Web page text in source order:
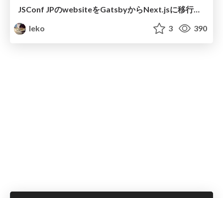
JSConf JPのwebsiteをGatsbyからNext.jsに移行した話 - Next.jsの多言語静的サイトと課題
leko
3 390